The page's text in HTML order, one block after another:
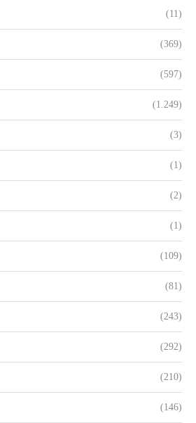
(11)
(369)
(597)
(1.249)
(3)
(1)
(2)
(1)
(109)
(81)
(243)
(292)
(210)
(146)